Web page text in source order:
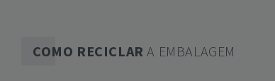
COMO RECICLAR A EMBALAGEM